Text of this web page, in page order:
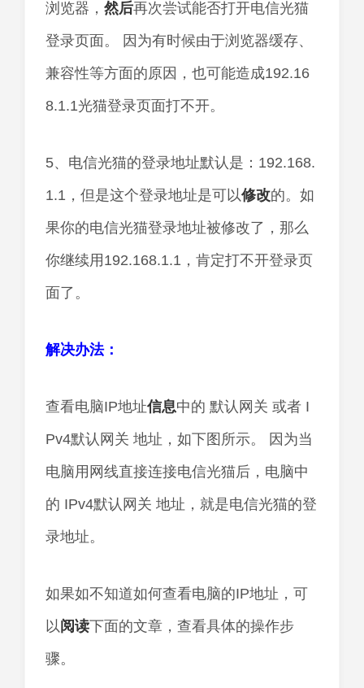
浏览器， 然后再次尝试能否打开电信光猫
登录页面。 因为有时候由于浏览器缓存、
兼容性等方面的原因，也可能造成192.16
8.1.1光猫登录页面打不开。
5、电信光猫的登录地址默认是：192.168.
1.1，但是这个登录地址是可以修改的。如
果你的电信光猫登录地址被修改了，那么
你继续用192.168.1.1，肯定打不开登录页
面了。
解决办法：
查看电脑IP地址信息中的 默认网关 或者 I
Pv4默认网关 地址，如下图所示。 因为当
电脑用网线直接连接电信光猫后，电脑中
的 IPv4默认网关 地址，就是电信光猫的登
录地址。
如果如不知道如何查看电脑的IP地址，可
以阅读下面的文章，查看具体的操作步
骤。